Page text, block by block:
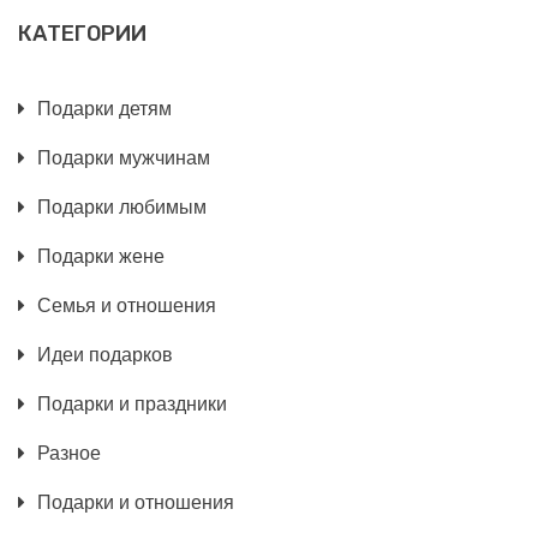
КАТЕГОРИИ
Подарки детям
Подарки мужчинам
Подарки любимым
Подарки жене
Семья и отношения
Идеи подарков
Подарки и праздники
Разное
Подарки и отношения